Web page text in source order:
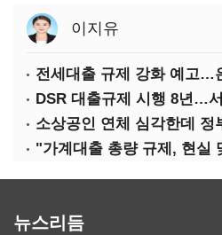
이지유
전세대출 규제 강화 예고…
DSR 대출규제 시행 8년…
소상공인 연체 심각한데 정
"가계대출 총량 규제, 현실
뉴스리듬